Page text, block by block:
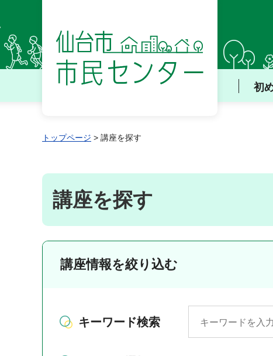
仙台市 市民センター
初
トップページ > 講座を探す
講座を探す
講座情報を絞り込む
キーワード検索